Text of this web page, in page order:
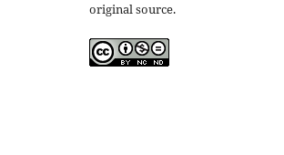
original source.